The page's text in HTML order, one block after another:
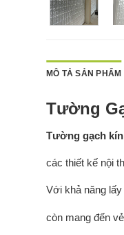
MÔ TẢ SẢN PHẨM
Tường
Tường gạch
các thiết kế nội
Với khả năng
còn mang đến